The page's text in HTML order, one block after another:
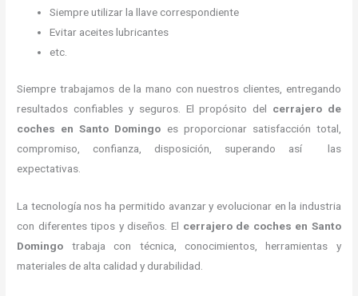
Siempre utilizar la llave correspondiente
Evitar aceites lubricantes
etc.
Siempre trabajamos de la mano con nuestros clientes, entregando
resultados confiables y seguros. El propósito del cerrajero de
coches en Santo Domingo es proporcionar satisfacción total,
compromiso, confianza, disposición, superando así las
expectativas.
La tecnología nos ha permitido avanzar y evolucionar en la industria
con diferentes tipos y diseños. El cerrajero de coches en Santo
Domingo trabaja con técnica, conocimientos, herramientas y
materiales de alta calidad y durabilidad.